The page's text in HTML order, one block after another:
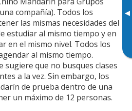
▸
compañía). Todos los
las mismas necesidades del
estudiar al mismo tiempo y en
en el mismo nivel. Todos los
al mismo tiempo.
sugiere que no busques clases
a la vez. Sin embargo, los
de prueba dentro de una
un máximo de 12 personas.